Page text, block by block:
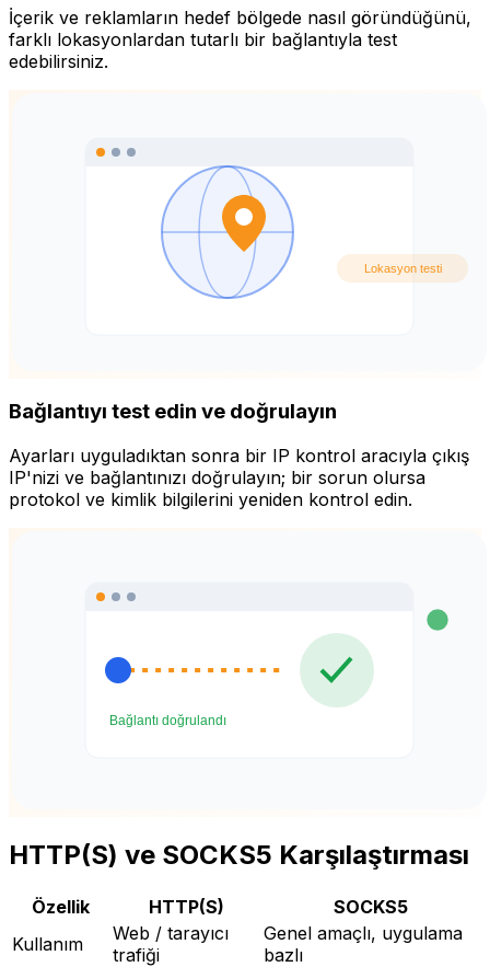
İçerik ve reklamların hedef bölgede nasıl göründüğünü,
farklı lokasyonlardan tutarlı bir bağlantıyla test
edebilirsiniz.
Bağlantıyı test edin ve doğrulayın
Ayarları uyguladıktan sonra bir IP kontrol aracıyla çıkış
IP'nizi ve bağlantınızı doğrulayın; bir sorun olursa
protokol ve kimlik bilgilerini yeniden kontrol edin.
HTTP(S) ve SOCKS5 Karşılaştırması
Özellik HTTP(S)
SOCKS5
Kullanım
Web / tarayıcı
trafiği
Genel amaçlı, uygulama
bazlı